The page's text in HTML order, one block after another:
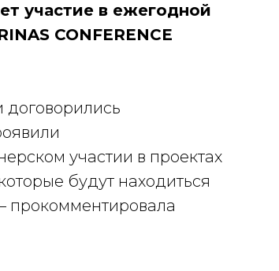
участие в ежегодной
CONFERENCE
участии в проектах
будут находиться
прокомментировала